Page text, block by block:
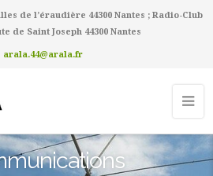
de l’éraudière 44300 Nantes ; Radio-Club
de Saint Joseph 44300 Nantes
arala.44@arala.fr